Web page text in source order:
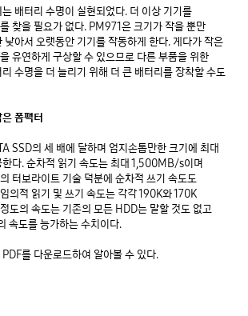
배터리 수명이 실현되었다. 더 이상 기기를
찾을 필요가 없다. PM971은 크기가 작을 뿐만
낮아서 오랫동안 기기를 작동하게 한다. 게다가 작은
유연하게 구상할 수 있으므로 다른 부품을 위한
수명을 더 늘리기 위해 더 큰 배터리를 장착할 수도
폼팩터
SSD의 세 배에 달하며 엄지손톱만한 크기에 최대
다. 순차적 읽기 속도는 최대 1,500MB/s이며
터보라이트 기술 덕분에 순차적 쓰기 속도도
적 읽기 및 쓰기 속도는 각각 190K와 170K
도의 속도는 기존의 모든 HDD는 말할 것도 없고
속도를 능가하는 수치이다.
를 다운로드하여 알아볼 수 있다.